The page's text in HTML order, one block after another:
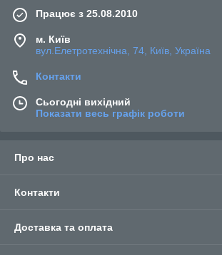
Працює з 25.08.2010
м. Київ
вул.Елетротехнічна, 74, Київ, Україна
Контакти
Сьогодні вихідний
Показати весь графік роботи
Про нас
Контакти
Доставка та оплата